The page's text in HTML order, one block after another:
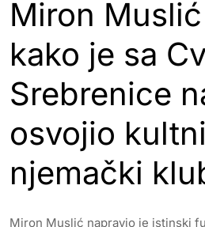
Miron
kako je sa
Srebrenice
osvojio kultni
njemački
Miron Muslić napravio je istinski